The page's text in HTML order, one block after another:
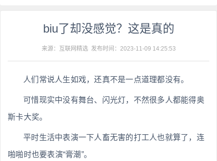
biu了却没感觉？这是真的
来源：互联网精选 发布时间： 2023-11-09 14:25:53
人们常说人生如戏，还真不是一点道理都没有。
可惜现实中没有舞台、闪光灯，不然很多人都能得奥
斯卡大奖。
平时生活中表演一下人畜无害的打工人也就算了，连
啪啪时也要表演“膏潮”。